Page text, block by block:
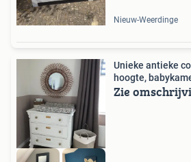
Nieuw-Weerdinge
Unieke antieke
hoogte,
Zie